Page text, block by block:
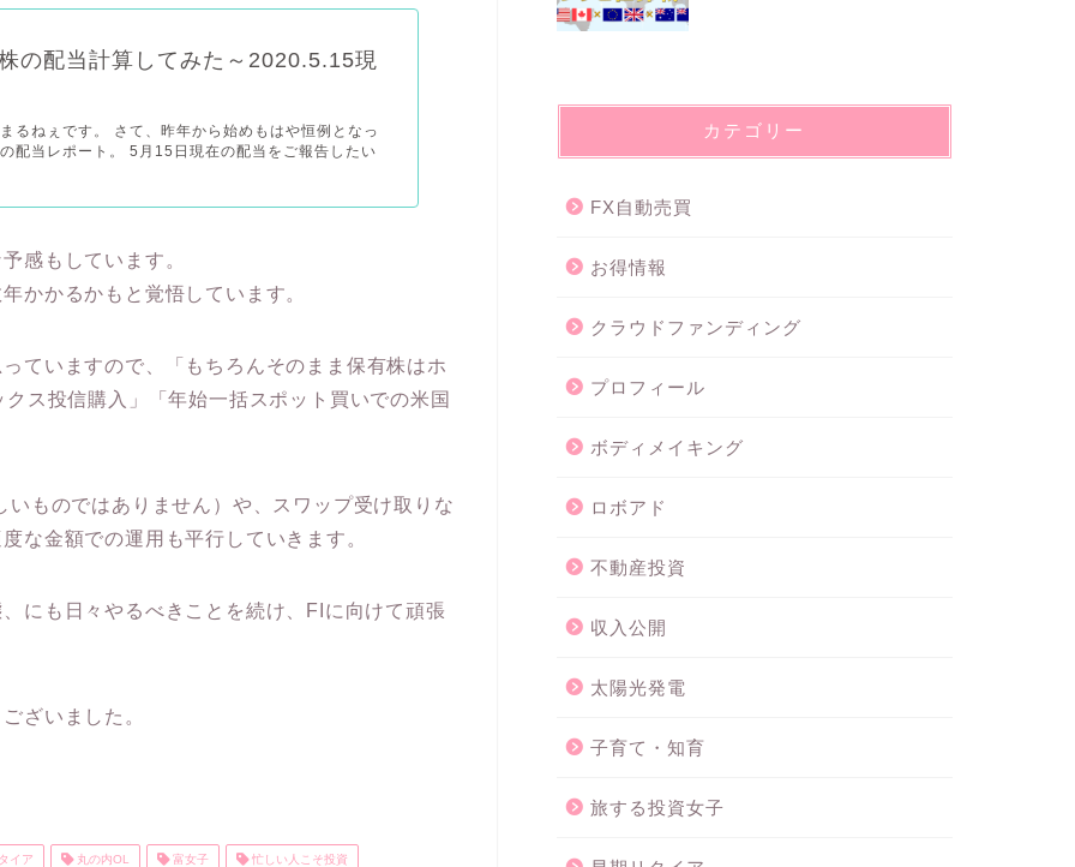
の配当計算してみた～2020.5.15現
るねぇです。 さて、昨年から始めもはや恒例となっ
配当レポート。 5月15日現在の配当をご報告したい
感もしています。
かかるかもと覚悟しています。
ていますので、「もちろんそのまま保有株はホ
ス投信購入」「年始一括スポット買いでの米国
ものではありません）や、スワップ受け取りな
な金額での運用も平行していきます。
にも日々やるべきことを続け、FIに向けて頑張
ざいました。
イア 丸の内OL 富女子 忙しい人こそ投資
カテゴリー
FX自動売買
お得情報
クラウドファンディング
プロフィール
ボディメイキング
ロボアド
不動産投資
収入公開
太陽光発電
子育て・知育
旅する投資女子